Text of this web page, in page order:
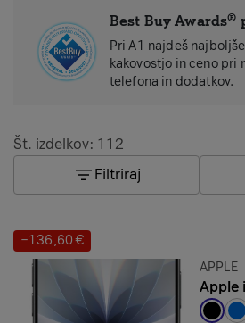
Best Buy Awards®
Pri A1 najdeš
kakovostjo in ceno pri
telefona in dodatkov.
Št. izdelkov: 112
Filtriraj
Prihranek:
−136,60 €
APPLE
Apple